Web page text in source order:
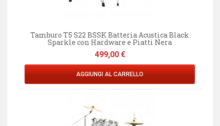
Tamburo T5 S22 BSSK Batteria Acustica Black
Sparkle con Hardware e Piatti Nera
Prezzo
499,00 €
AGGIUNGI AL CARRELLO